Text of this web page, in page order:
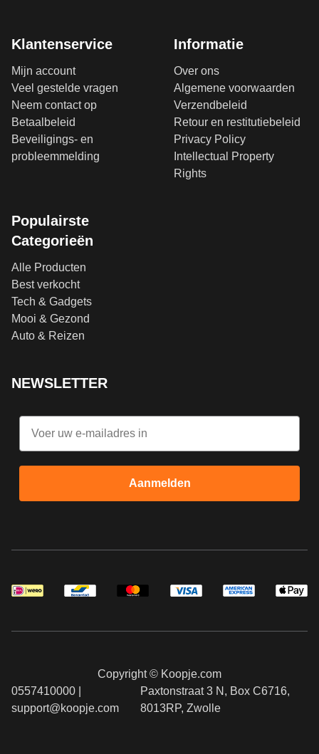
Klantenservice
Mijn account
Veel gestelde vragen
Neem contact op
Betaalbeleid
Beveiligings- en
probleemmelding
Informatie
Over ons
Algemene voorwaarden
Verzendbeleid
Retour en restitutiebeleid
Privacy Policy
Intellectual Property
Rights
Populairste
Categorieën
Alle Producten
Best verkocht
Tech & Gadgets
Mooi & Gezond
Auto & Reizen
NEWSLETTER
Email
Aanmelden
Copyright © Koopje.com
0557410000 |
support@koopje.com
Paxtonstraat 3 N, Box C6716,
8013RP, Zwolle